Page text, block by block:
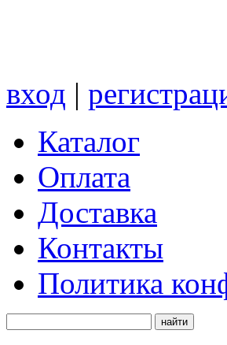
вход |
Каталог
Оплата
Доставка
Контакты
Политика